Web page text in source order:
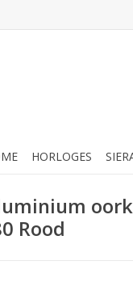
HORLOGES
Rood